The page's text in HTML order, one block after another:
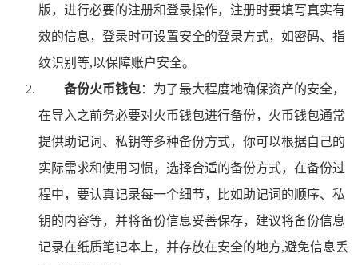
版，进行必要的注册和登录操作，注册时要填写真实有
效的信息，登录时可设置安全的登录方式，如密码、指
纹识别等,以保障账户安全。
备份火币钱包：为了最大程度地确保资产的安全，
在导入之前务必要对火币钱包进行备份，火币钱包通常
提供助记词、私钥等多种备份方式，你可以根据自己的
实际需求和使用习惯，选择合适的备份方式，在备份过
程中，要认真记录每一个细节，比如助记词的顺序、私
钥的内容等，并将备份信息妥善保存，建议将备份信息
记录在纸质笔记本上，并存放在安全的地方,避免信息丢